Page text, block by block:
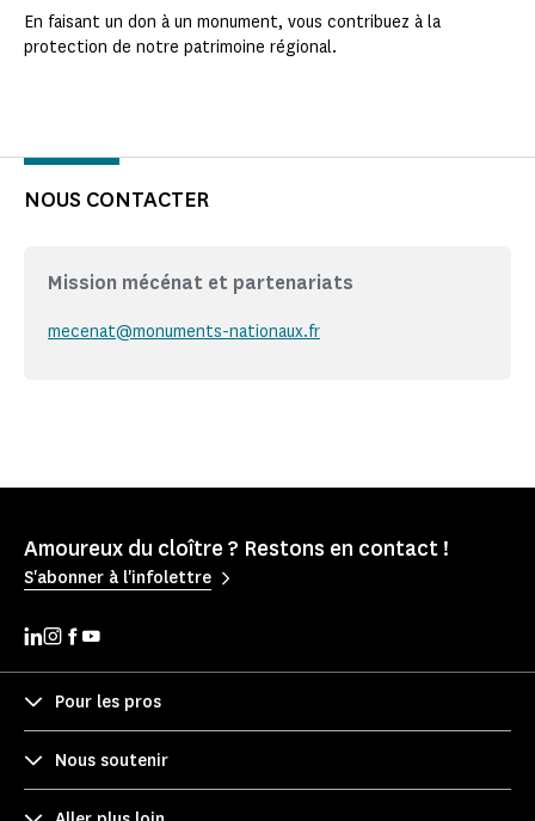
En faisant un don à un monument, vous contribuez à la
protection de notre patrimoine régional.
NOUS CONTACTER
Mission mécénat et partenariats
mecenat@monuments-nationaux.fr
Amoureux du cloître ? Restons en contact !
S'abonner à l'infolettre
Pour les pros
Nous soutenir